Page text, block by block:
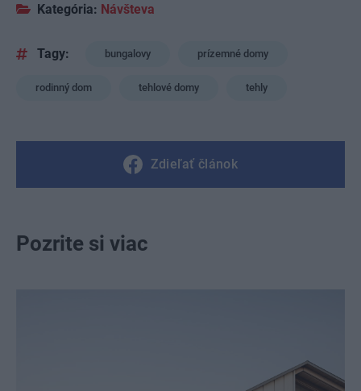
Kategória: Návšteva
Tagy: bungalovy prízemné domy
rodinný dom tehlové domy tehly
Zdieľať článok
Pozrite si viac